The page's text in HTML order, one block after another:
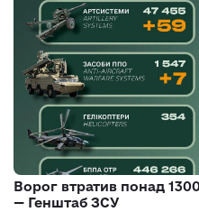
Ворог втратив понад
— Генштаб ЗСУ